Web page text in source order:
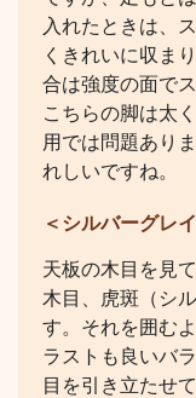
入れたときは、
くきれいに収ま
合は強度の面で
こちらの脚は太
用では問題あり
れしいですね。
＜シルバーグレ
天板の木目を見
木目、虎斑（シ
す。それを囲む
ラストも良いバ
目を引き立たせ